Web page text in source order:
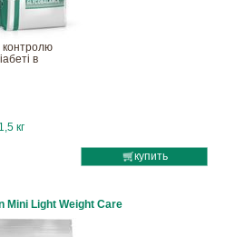
контролю
в
1,5 кг
купить
Mini Light Weight Care